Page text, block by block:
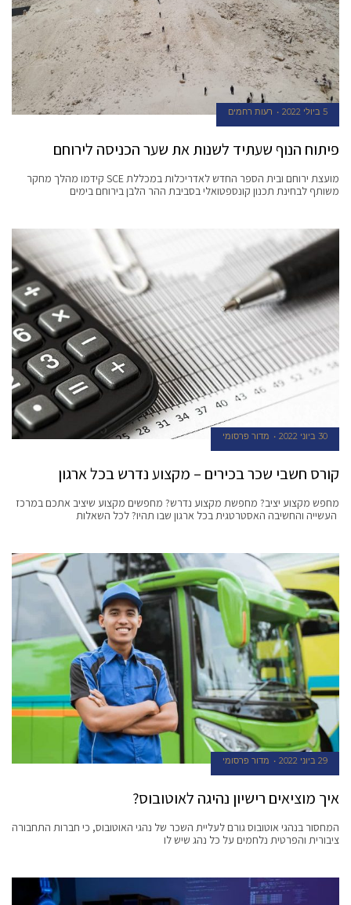
5 ביולי 2022 רעות רחמים
פיתוח הנוף שעתיד לשנות את שער הכניסה לירוחם
מועצת ירוחם ובית הספר החדש לאדריכלות במכללת SCE קידמו מהלך מחקר
משותף לבחינת תכנון קונספטואלי בסביבת ההר הלבן בירוחם בימים
30 ביוני 2022 מדור פרסומי
קורס חשבי שכר בכירים – מקצוע נדרש בכל ארגון
מחפש מקצוע יציב? מחפשת מקצוע נדרש? מחפשים מקצוע שיציב אתכם במרכז
העשייה והחשיבה האסטרטגית בכל ארגון שבו תהיו? לכל השאלות
29 ביוני 2022 מדור פרסומי
איך מוציאים רישיון נהיגה לאוטובוס?
המחסור בנהגי אוטובוס גורם לעליית השכר של נהגי האוטובוס, כי חברות התחבורה
ציבורית והפרטית נלחמים על כל נהג שיש לו